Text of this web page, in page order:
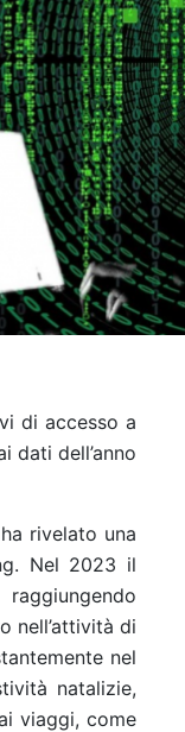
di accesso a
dati dell’anno
ha rivelato una
Nel 2023 il
nell’attività di
nel
natalizie,
viaggi, come